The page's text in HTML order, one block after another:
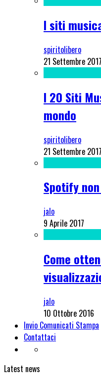
I siti
spiritolibero
21 Settembre 2017
I 20 Siti
mondo
spiritolibero
21 Settembre 2017
Spotify
jalo
9 Aprile 2017
Come
jalo
10 Ottobre 2016
Invio Comunicati Stampa
Contattaci
Latest news